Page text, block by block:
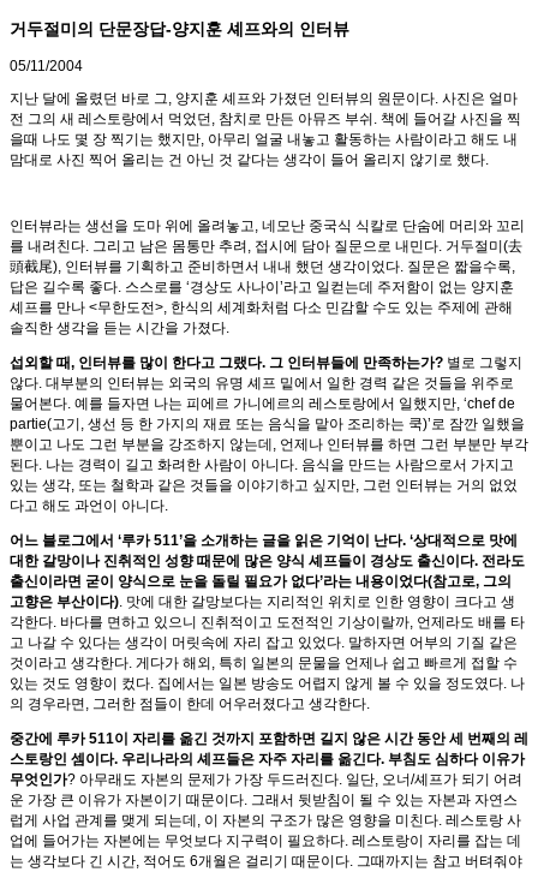
거두절미의 단문장답-양지훈 셰프와의 인터뷰
05/11/2004
지난 달에 올렸던 바로 그, 양지훈 셰프와 가졌던 인터뷰의 원문이다. 사진은 얼마
전 그의 새 레스토랑에서 먹었던, 참치로 만든 아뮤즈 부쉬. 책에 들어갈 사진을 찍
을때 나도 몇 장 찍기는 했지만, 아무리 얼굴 내놓고 활동하는 사람이라고 해도 내
맘대로 사진 찍어 올리는 건 아닌 것 같다는 생각이 들어 올리지 않기로 했다.
인터뷰라는 생선을 도마 위에 올려놓고, 네모난 중국식 식칼로 단숨에 머리와 꼬리
를 내려친다. 그리고 남은 몸통만 추려, 접시에 담아 질문으로 내민다. 거두절미(去
頭截尾), 인터뷰를 기획하고 준비하면서 내내 했던 생각이었다. 질문은 짧을수록,
답은 길수록 좋다. 스스로를 ‘경상도 사나이’라고 일컫는데 주저함이 없는 양지훈
셰프를 만나 <무한도전>, 한식의 세계화처럼 다소 민감할 수도 있는 주제에 관해
솔직한 생각을 듣는 시간을 가졌다.
섭외할 때, 인터뷰를 많이 한다고 그랬다. 그 인터뷰들에 만족하는가? 별로 그렇지
않다. 대부분의 인터뷰는 외국의 유명 셰프 밑에서 일한 경력 같은 것들을 위주로
물어본다. 예를 들자면 나는 피에르 가니에르의 레스토랑에서 일했지만, ‘chef de
partie(고기, 생선 등 한 가지의 재료 또는 음식을 맡아 조리하는 쿡)’로 잠깐 일했을
뿐이고 나도 그런 부분을 강조하지 않는데, 언제나 인터뷰를 하면 그런 부분만 부각
된다. 나는 경력이 길고 화려한 사람이 아니다. 음식을 만드는 사람으로서 가지고
있는 생각, 또는 철학과 같은 것들을 이야기하고 싶지만, 그런 인터뷰는 거의 없었
다고 해도 과언이 아니다.
어느 블로그에서 ‘루카 511’을 소개하는 글을 읽은 기억이 난다. ‘상대적으로 맛에
대한 갈망이나 진취적인 성향 때문에 많은 양식 셰프들이 경상도 출신이다. 전라도
출신이라면 굳이 양식으로 눈을 돌릴 필요가 없다’라는 내용이었다(참고로, 그의
고향은 부산이다). 맛에 대한 갈망보다는 지리적인 위치로 인한 영향이 크다고 생
각한다. 바다를 면하고 있으니 진취적이고 도전적인 기상이랄까, 언제라도 배를 타
고 나갈 수 있다는 생각이 머릿속에 자리 잡고 있었다. 말하자면 어부의 기질 같은
것이라고 생각한다. 게다가 해외, 특히 일본의 문물을 언제나 쉽고 빠르게 접할 수
있는 것도 영향이 컸다. 집에서는 일본 방송도 어렵지 않게 볼 수 있을 정도였다. 나
의 경우라면, 그러한 점들이 한데 어우러졌다고 생각한다.
중간에 루카 511이 자리를 옮긴 것까지 포함하면 길지 않은 시간 동안 세 번째의 레
스토랑인 셈이다. 우리나라의 셰프들은 자주 자리를 옮긴다. 부침도 심하다 이유가
무엇인가? 아무래도 자본의 문제가 가장 두드러진다. 일단, 오너/셰프가 되기 어려
운 가장 큰 이유가 자본이기 때문이다. 그래서 뒷받침이 될 수 있는 자본과 자연스
럽게 사업 관계를 맺게 되는데, 이 자본의 구조가 많은 영향을 미친다. 레스토랑 사
업에 들어가는 자본에는 무엇보다 지구력이 필요하다. 레스토랑이 자리를 잡는 데
는 생각보다 긴 시간, 적어도 6개월은 걸리기 때문이다. 그때까지는 참고 버텨줘야